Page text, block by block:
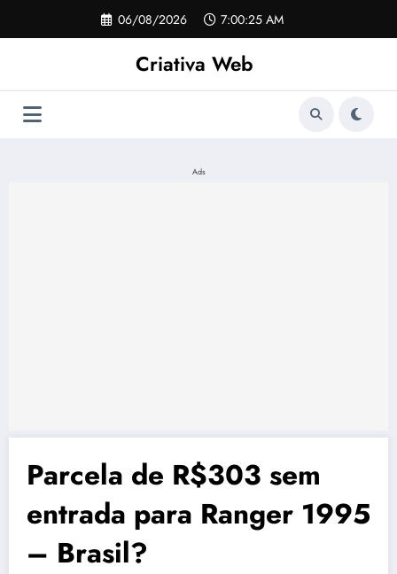
o
06/08/2026 7:00:26 AM
Criativa Web
Ads
Parcela de R$303 sem
entrada para Ranger 1995
– Brasil?